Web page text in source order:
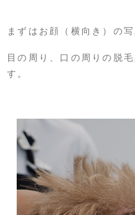
まずはお顔（横向き）の写
目の周り、口の周りの脱
す。